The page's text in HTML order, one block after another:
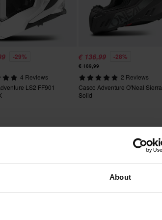
About
-29%
4 Reviews
LS2 FF901
€ 136,99 -28%
€ 189,99
2 Reviews
Casco Adventure O'Neal Sierra
Solid